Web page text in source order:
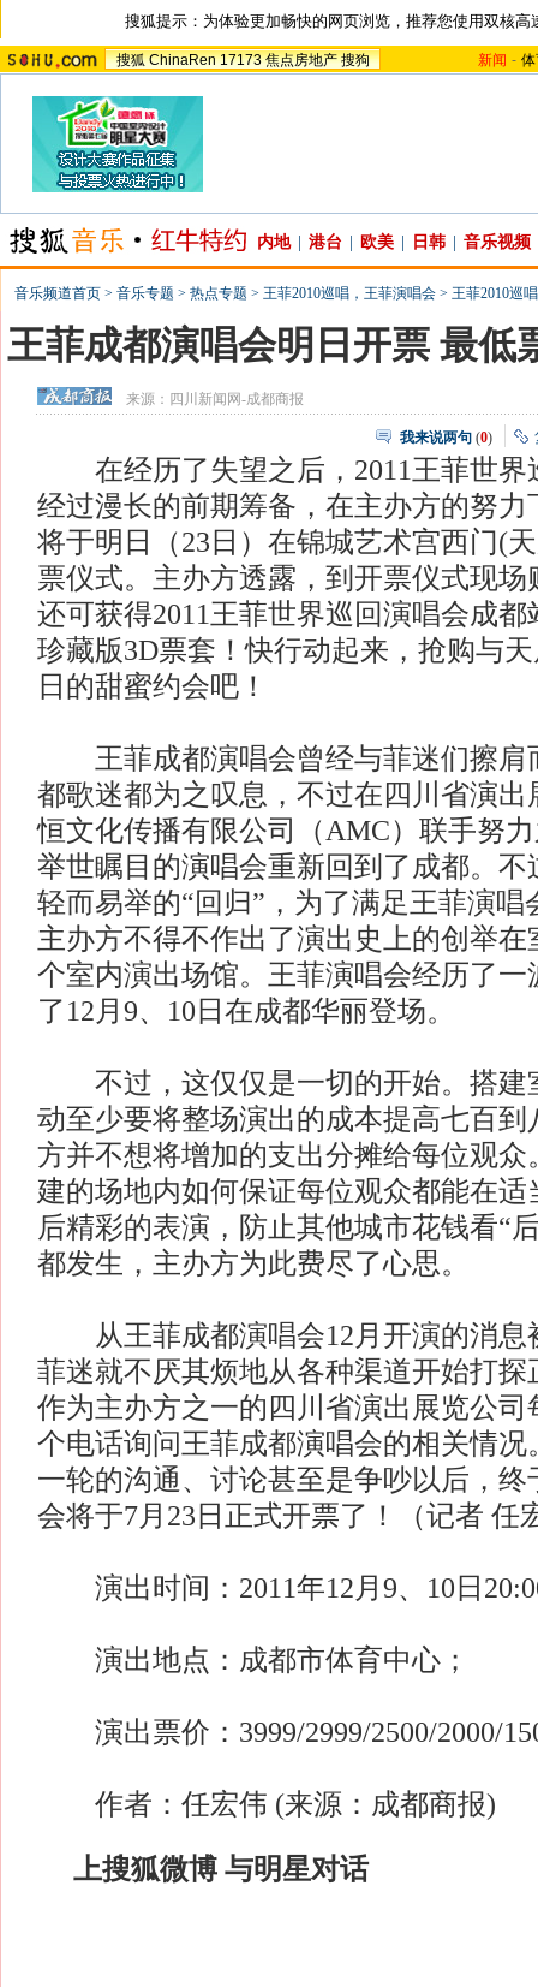
搜狐提示：为体验更加畅快的网页浏览，推荐您使用双核高
搜狐 ChinaRen 17173 焦点房地产 搜狗 新闻 -
内地 港台 欧美 日韩 音乐视频
音乐频道首页 > 音乐专题 > 热点专题 > 王菲2010巡唱，王菲演唱会 > 王菲2010巡
王菲成都演唱会明日开票 最低
来源： 四川新闻网-成都商报
我来说两句 (0)
在经历了失望之后，2011王菲世界
经过漫长的前期筹备，在主办方的努力
将于明日（23日）在锦城艺术宫西门(
票仪式。主办方透露，到开票仪式现场
还可获得2011王菲世界巡回演唱会成
珍藏版3D票套！快行动起来，抢购与
日的甜蜜约会吧！
王菲成都演唱会曾经与菲迷们擦肩
都歌迷都为之叹息，不过在四川省演出
恒文化传播有限公司（AMC）联手努
举世瞩目的演唱会重新回到了成都。不
轻而易举的“回归”，为了满足王菲演唱
主办方不得不作出了演出史上的创举在
个室内演出场馆。王菲演唱会经历了一
了12月9、10日在成都华丽登场。
不过，这仅仅是一切的开始。搭建
动至少要将整场演出的成本提高七百到
方并不想将增加的支出分摊给每位观众
建的场地内如何保证每位观众都能在适
后精彩的表演，防止其他城市花钱看“
都发生，主办方为此费尽了心思。
从王菲成都演唱会12月开演的消息
菲迷就不厌其烦地从各种渠道开始打探
作为主办方之一的四川省演出展览公司
个电话询问王菲成都演唱会的相关情况
一轮的沟通、讨论甚至是争吵以后，终
会将于7月23日正式开票了！（记者 任
演出时间：2011年12月9、10日
演出地点：成都市体育中心；
演出票价：3999/2999/2500/2000/
作者：任宏伟 (来源：成都商报)
上搜狐微博 与明星对话